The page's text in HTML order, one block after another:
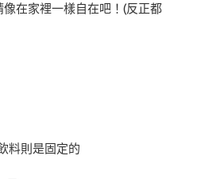
在家裡一樣自在吧！(反正都
料則是固定的